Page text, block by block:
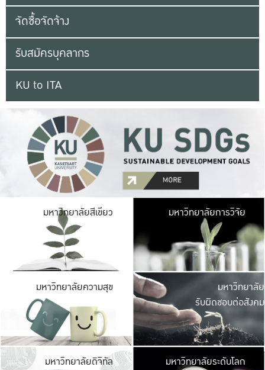
จัดซื้อจัดจ้าง
รับสมัครบุคลากร
KU to ITA
มหาวิทยาลัยสีเขียว มหาวิ
มีพื้นที่เขียวสดใส
เป็นป่าในเมือง เกษต
มหาวิทยาลัยการวิจัย
มหาวิทยาลัยความสุข มหาวิ
ค
เปิดประ
และพบเรื่องราวใ
มหาวิทยาลัย
รับผิดชอบต่อสังคม
มหาวิทยาลัยดิจิทัล มหาวิ
มหาวิทยาลัยระดับโลก